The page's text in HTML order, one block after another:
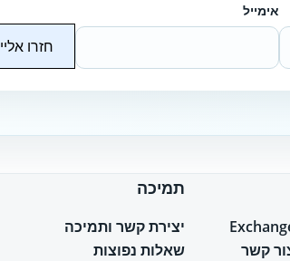
אימייל
חזרו אליי
קשר
תמיכה
יצירת קשר ותמיכה
שאלות נפוצות